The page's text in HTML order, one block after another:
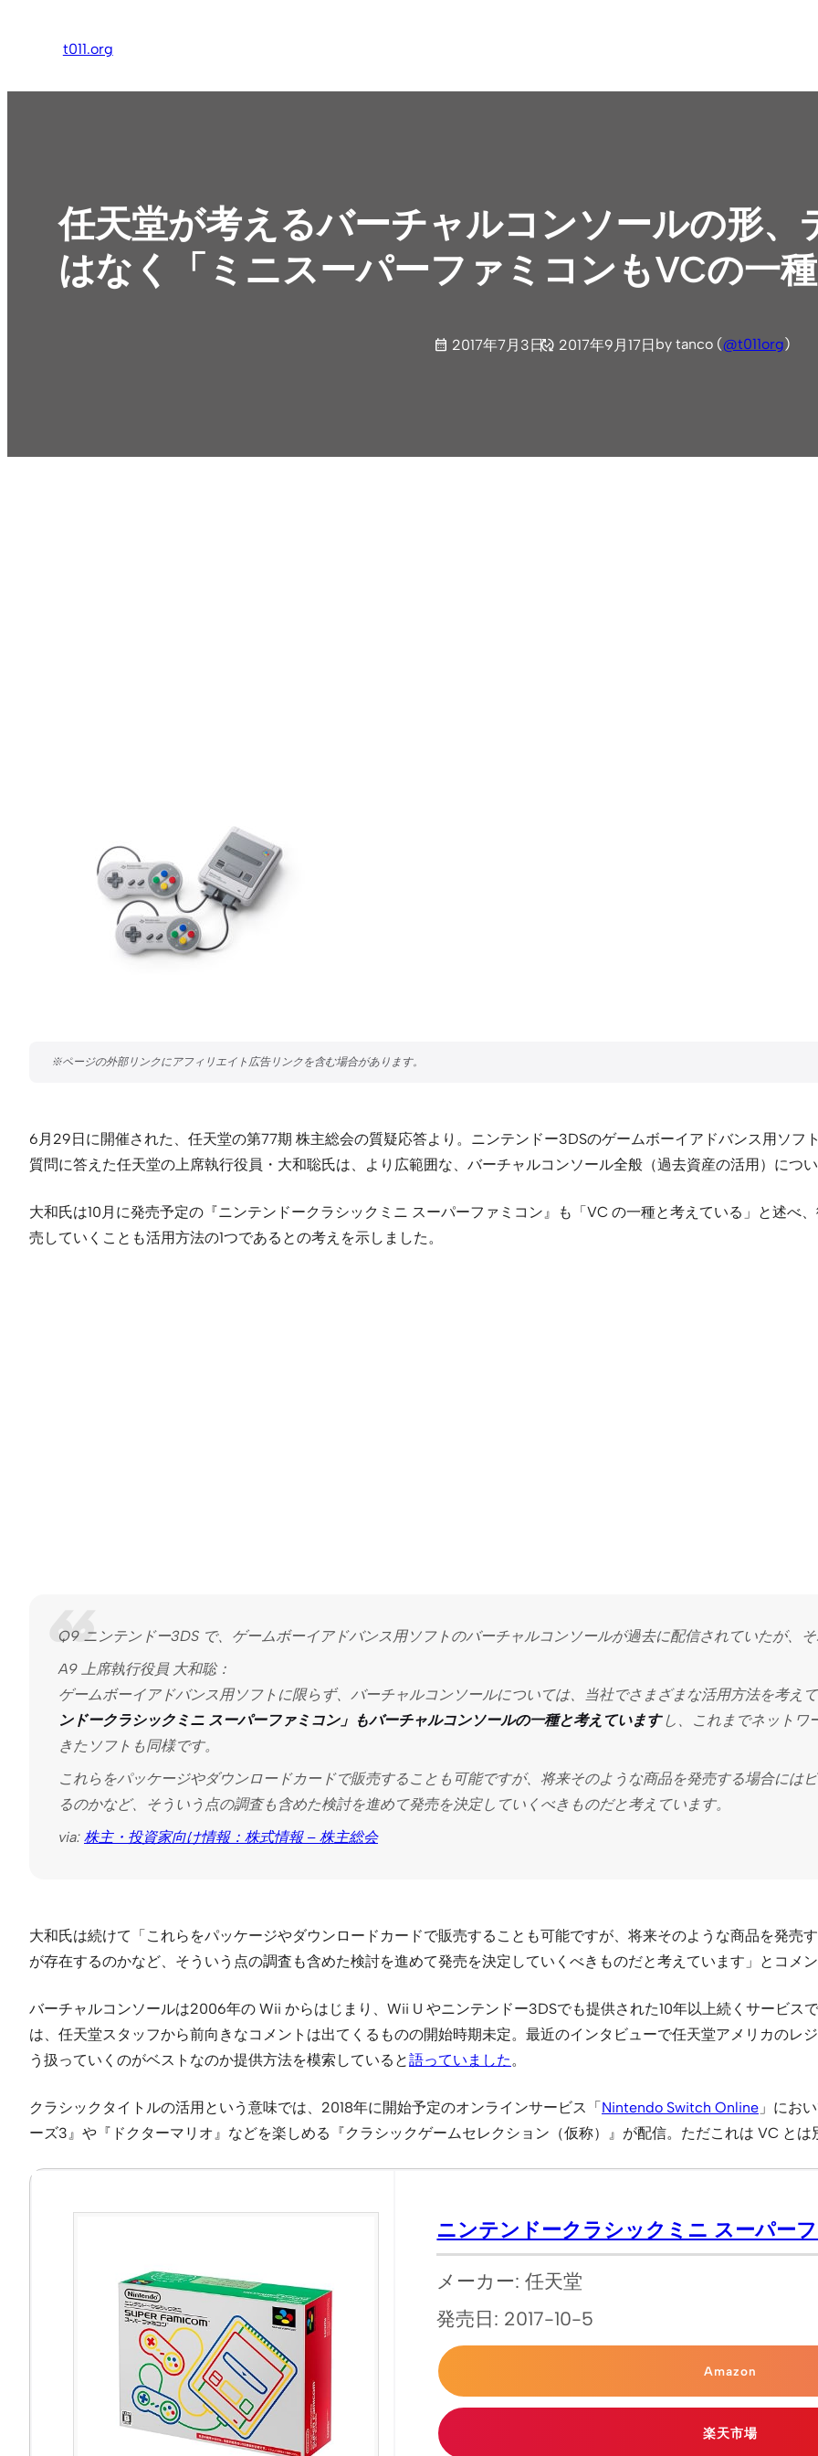
ス
t011.org
任天堂が考えるバーチャルコンソールの形、
はなく「ミニスーパーファミコンもVCの一種
2017年7月3日 2017年9月17日 by tanco (@t011org)
6月29日に開催された、任天堂の第77期 株主総会の質疑応答より。ニンテンドー3DSのゲームボーイアドバンス用ソフ
質問に答えた任天堂の上席執行役員・大和聡氏は、より広範囲な、バーチャルコンソール全般（過去資産の活用）につ
大和氏は10月に発売予定の『ニンテンドークラシックミニ スーパーファミコン』も「VC の一種と考えている」と述べ
売していくことも活用方法の1つであるとの考えを示しました。
Q9 ニンテンドー3DS で、ゲームボーイアドバンス用ソフトのバーチャルコンソールが過去に配信されていたが、
A9 上席執行役員 大和聡：
ゲームボーイアドバンス用ソフトに限らず、バーチャルコンソールについては、当社でさまざまな活用方法を考え
ンドークラシックミニ スーパーファミコン」もバーチャルコンソールの一種と考えています し、これまでネットワ
きたソフトも同様です。
これらをパッケージやダウンロードカードで販売することも可能ですが、将来そのような商品を発売する場合には
るのかなど、そういう点の調査も含めた検討を進めて発売を決定していくべきものだと考えています。
via: 株主・投資家向け情報：株式情報 – 株主総会
大和氏は続けて「これらをパッケージやダウンロードカードで販売することも可能ですが、将来そのような商品を発売
が存在するのかなど、そういう点の調査も含めた検討を進めて発売を決定していくべきものだと考えています」とコメン
バーチャルコンソールは2006年の Wii からはじまり、Wii U やニンテンドー3DSでも提供された10年以上続くサービス
は、任天堂スタッフから前向きなコメントは出てくるものの開始時期未定。最近のインタビューで任天堂アメリカのレ
う扱っていくのがベストなのか提供方法を模索していると語っていました。
クラシックタイトルの活用という意味では、2018年に開始予定のオンラインサービス「Nintendo Switch Online 」にお
ーズ3』や『ドクターマリオ』などを楽しめる『クラシックゲームセレクション（仮称）』が配信。ただこれは VC とは
ニンテンドークラシックミニ スーパー
メーカー: 任天堂
発売日: 2017-10-5
Amazon
楽天市場